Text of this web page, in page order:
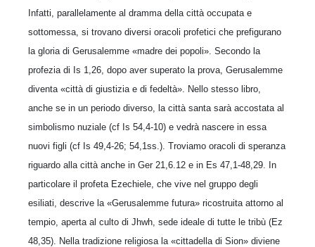
Infatti, parallelamente al dramma della città occupata e
sottomessa, si trovano diversi oracoli profetici che prefigurano
la gloria di Gerusalemme «madre dei popoli». Secondo la
profezia di Is 1,26, dopo aver superato la prova, Gerusalemme
diventa «città di giustizia e di fedeltà». Nello stesso libro,
anche se in un periodo diverso, la città santa sarà accostata al
simbolismo nuziale (cf Is 54,4-10) e vedrà nascere in essa
nuovi figli (cf Is 49,4-26; 54,1ss.). Troviamo oracoli di speranza
riguardo alla città anche in Ger 21,6.12 e in Es 47,1-48,29. In
particolare il profeta Ezechiele, che vive nel gruppo degli
esiliati, descrive la «Gerusalemme futura» ricostruita attorno al
tempio, aperta al culto di Jhwh, sede ideale di tutte le tribù (Ez
48,35). Nella tradizione religiosa la «cittadella di Sion» diviene